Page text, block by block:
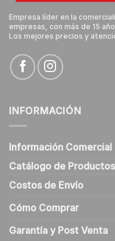
Empresa líder en la
empresas, con más de 15
Los mejores precios y
INFORMACIÓN
Información Comercial
Catálogo de
Costos de Envío
Cómo Comprar
Garantía y Post Venta